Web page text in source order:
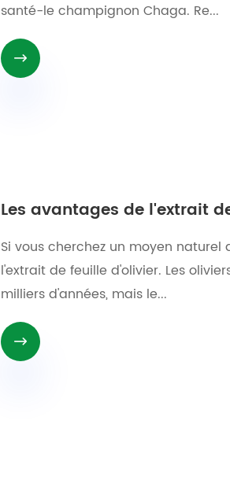
santé-le champignon Chaga. Re...

Les avantages de l'extrait
Si vous cherchez un moyen
l'extrait de feuille d'olivier. Les
milliers d'années, mais le...
